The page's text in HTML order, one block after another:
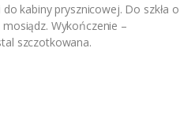
kabiny prysznicowej. Do szkła o
Wykończenie –
szczotkowana.